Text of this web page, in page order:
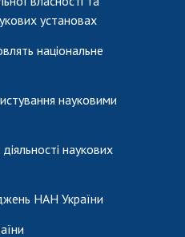
установах
національне
науковими
наукових
НАН України